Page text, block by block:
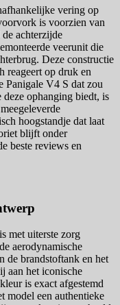
vering op
is voorzien van
achterzijde
veerunit die
Deze constructie
reageert op druk en
Panigale V4 S dat zou
ophanging biedt, is
hoogstandje dat laat
blijft onder
beste reviews en
met uiterste zorg
aerodynamische
de brandstoftank en het
aan het iconische
is exact afgestemd
model een authentieke